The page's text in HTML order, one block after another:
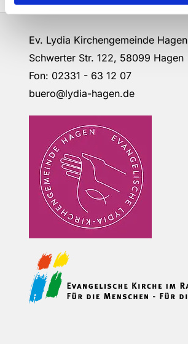
Ev. Lydia Kirchengemeinde Hagen
Schwerter Str. 122, 58099 Hagen
Fon: 02331 - 63 12 07
buero@lydia-hagen.de